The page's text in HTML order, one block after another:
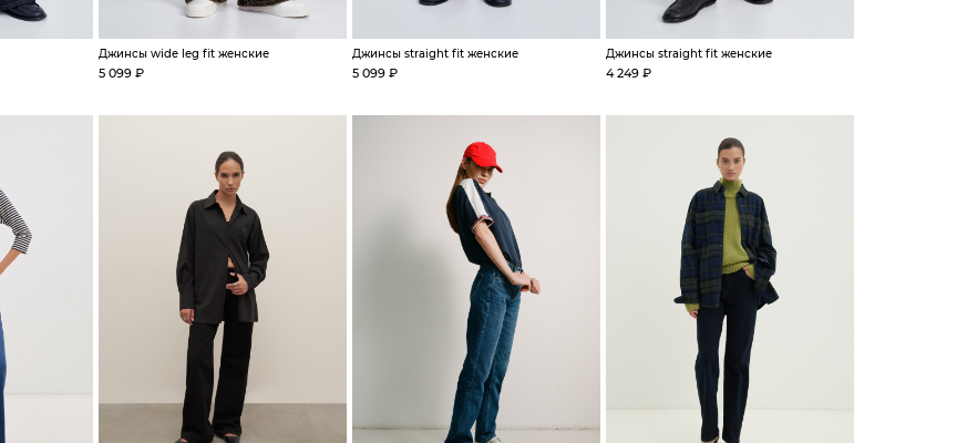
Джинсы wide leg fit женские
5 099 ₽
Джинсы straight fit женские
5 099 ₽
Джинсы straight fit женские
4 249 ₽